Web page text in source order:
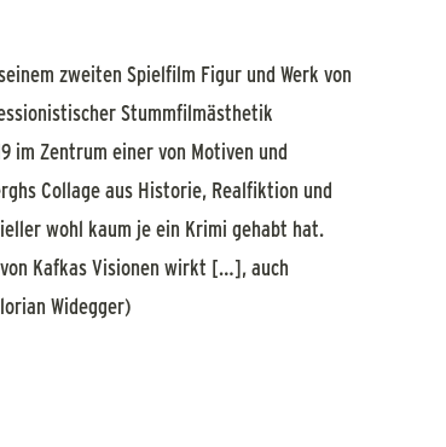
zweiten Spielfilm Figur und Werk von
Stummfilmästhetik
im Zentrum einer von Motiven und
Collage aus Historie, Realfiktion und
wohl kaum je ein Krimi gehabt hat.
Kafkas Visionen wirkt […], auch
Widegger)